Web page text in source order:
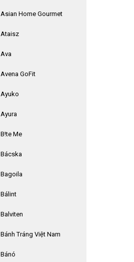
Asian Home Gourmet
Ataisz
Ava
Avena GoFit
Ayuko
Ayura
B!te Me
Bácska
Bagoila
Bálint
Balviten
Bánh Tráng Việt Nam
Bánó